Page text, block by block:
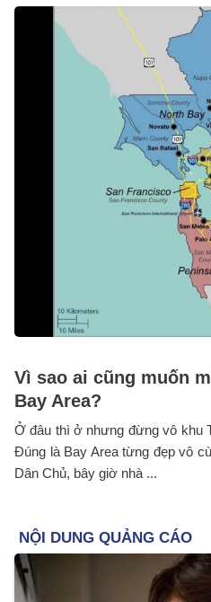
Vì sao ai cũng muốn
Bay Area?
Ở đâu thì ở nhưng đừng vô khu
Đúng là Bay Area từng đẹp vô
Dân Chủ, bây giờ nhà ...